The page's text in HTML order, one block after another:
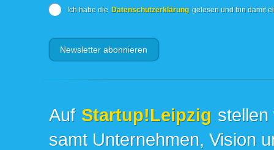
Ich habe die Datenschutzerklärung gelesen und bin damit
Auf Startup!Leipzig
samt Unternehmen, Vision